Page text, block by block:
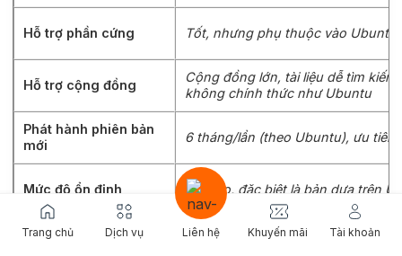
Hỗ trợ phần cứng Tốt, nhưng phụ thuộc vào Ubuntu
Hỗ trợ cộng đồng
Cộng đồng lớn, tài liệu dễ tìm
không chính thức như Ubuntu
Phát hành phiên bản
mới
6 tháng/lần (theo Ubuntu), ưu tiên
Mức độ ổn định Rất cao, đặc biệt là bản dựa trên
Dành cho ai?
Người mới chuyển từ Windows,
Trang chủ Dịch vụ Liên hệ Khuyến mãi Tài khoản